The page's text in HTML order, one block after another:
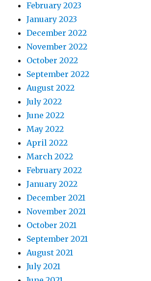
February 2023
January 2023
December 2022
November 2022
October 2022
September 2022
August 2022
July 2022
June 2022
May 2022
April 2022
March 2022
February 2022
January 2022
December 2021
November 2021
October 2021
September 2021
August 2021
July 2021